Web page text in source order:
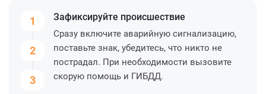
1
2
3
Зафиксируйте происшествие
Сразу включите аварийную сигнализацию,
поставьте знак, убедитесь, что никто не
пострадал. При необходимости вызовите
скорую помощь и ГИБДД.